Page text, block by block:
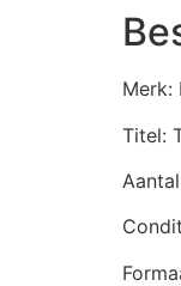
Merk:
Titel: